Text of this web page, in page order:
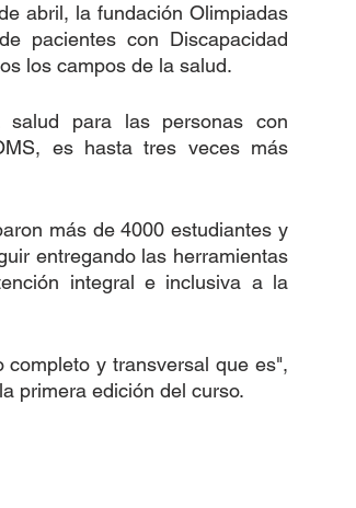
abril, la fundación Olimpiadas
pacientes con Discapacidad
los campos de la salud.
para las personas con
es hasta tres veces más
más de 4000 estudiantes y
entregando las herramientas
integral e inclusiva a la
y transversal que es",
primera edición del curso.